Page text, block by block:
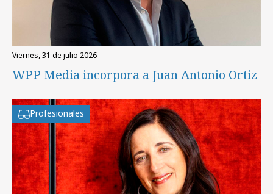
viernes, 31 de julio 2026
WPP Media incorpora a Juan Antonio Ortiz
Profesionales